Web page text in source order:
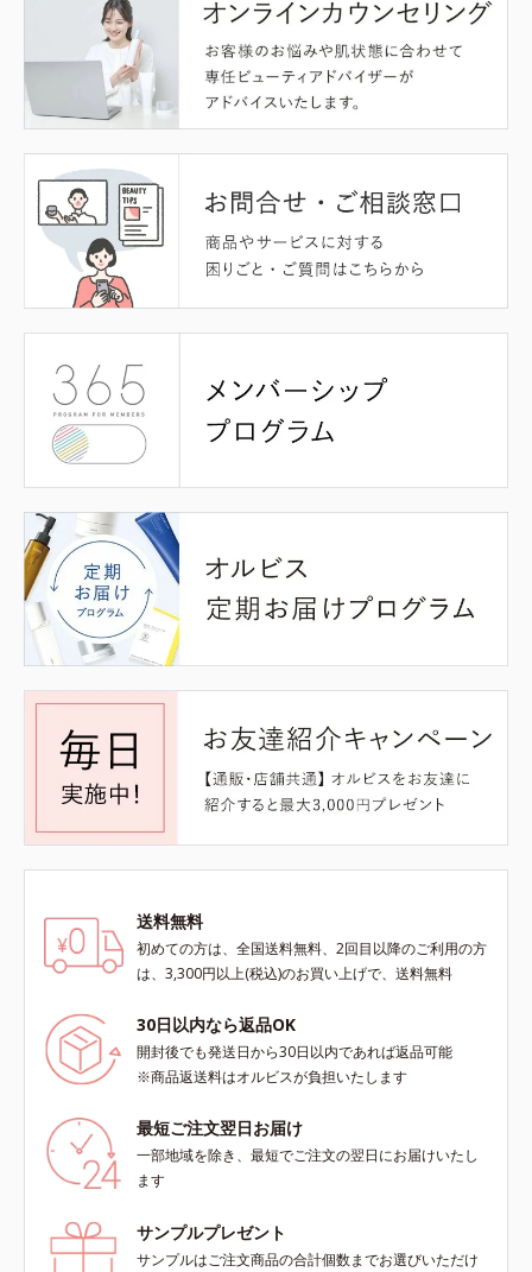
送料無料
初めての方は、全国送料無料、2回目以降のご利用の方
は、3,300円以上(税込)のお買い上げで、送料無料
30日以内なら返品OK
開封後でも発送日から30日以内であれば返品可能
※商品返送料はオルビスが負担いたします
最短ご注文翌日お届け
一部地域を除き、最短でご注文の翌日にお届けいたし
ます
サンプルプレゼント
サンプルはご注文商品の合計個数までお選びいただけ